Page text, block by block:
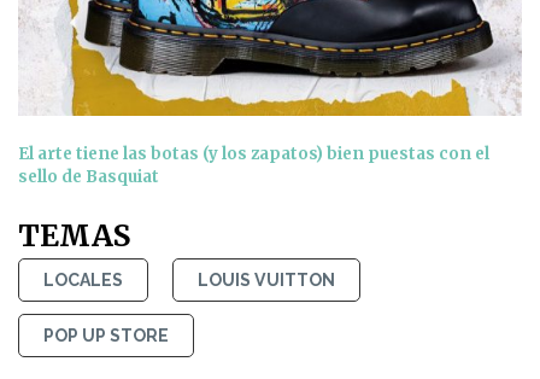
El arte tiene las botas (y los zapatos) bien puestas con el
sello de Basquiat
TEMAS
LOCALES LOUIS VUITTON
POP UP STORE